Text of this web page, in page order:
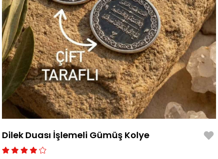
Dilek Duası İşlemeli Gümüş Kolye